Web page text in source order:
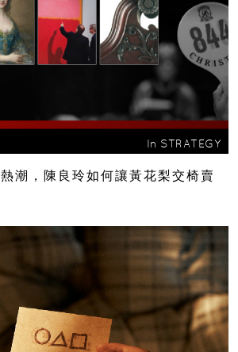
In STRATEGY
潮，陳良玲如何讓黃花梨交椅賣